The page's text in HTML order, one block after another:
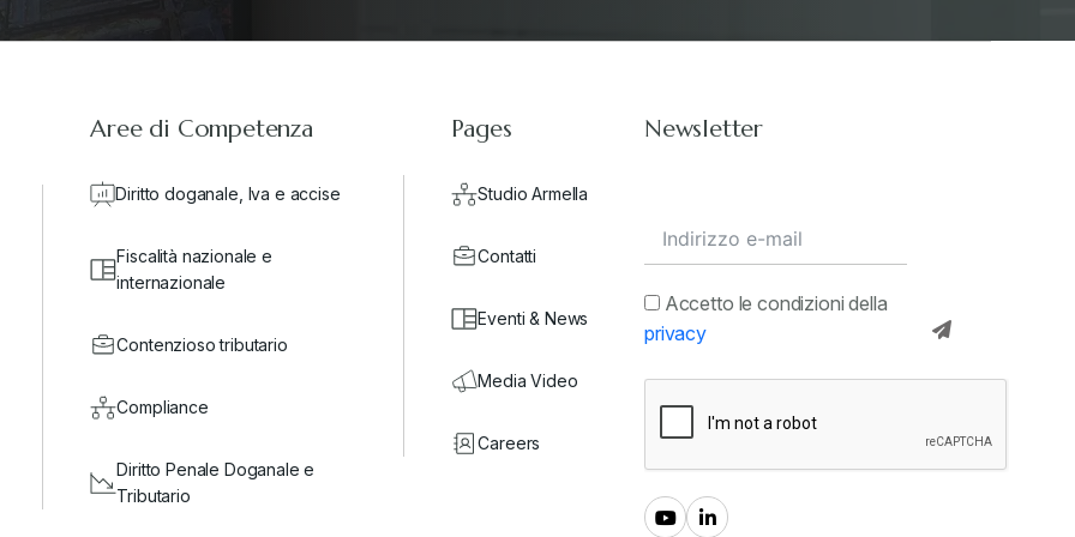
Aree di Competenza
Diritto doganale, Iva e accise
Fiscalità nazionale e
internazionale
Contenzioso tributario
Compliance
Diritto Penale Doganale e
Tributario
Pages
Studio Armella
Contatti
Eventi & News
Media Video
Careers
Newsletter
Accetto le condizioni della
privacy